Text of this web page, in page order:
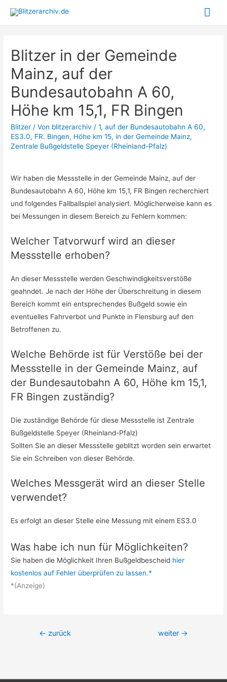
Blitzer in der Gemeinde
Mainz, auf der
Bundesautobahn A 60,
Höhe km 15,1, FR Bingen
Blitzer / Von blitzerarchiv /1,auf der Bundesautobahn A 60,
ES3.0, FR. Bingen, Höhe km 15, in der Gemeinde Mainz,
Zentrale Bußgeldstelle Speyer (Rheinland-Pfalz)
Wir haben die Messstelle in der Gemeinde Mainz, auf der
Bundesautobahn A 60, Höhe km 15,1, FR Bingen recherchiert
und folgendes Fallballspiel analysiert. Möglicherweise kann es
bei Messungen in diesem Bereich zu Fehlern kommen:
Welcher Tatvorwurf wird an dieser
Messstelle erhoben?
An dieser Messstelle werden Geschwindigkeitsverstöße
geahndet. Je nach der Höhe der Überschreitung in diesem
Bereich kommt ein entsprechendes Bußgeld sowie ein
eventuelles Fahrverbot und Punkte in Flensburg auf den
Betroffenen zu.
Welche Behörde ist für Verstöße bei der
Messstelle in der Gemeinde Mainz, auf
der Bundesautobahn A 60, Höhe km 15,1,
FR Bingen zuständig?
Die zuständige Behörde für diese Messstelle ist Zentrale
Bußgeldstelle Speyer (Rheinland-Pfalz)
Sollten Sie an dieser Messstelle geblitzt worden sein erwartet
Sie ein Schreiben von dieser Behörde.
Welches Messgerät wird an dieser Stelle
verwendet?
Es erfolgt an dieser Stelle eine Messung mit einem ES3.0
Was habe ich nun für Möglichkeiten?
Sie haben die Möglichkeit Ihren Bußgeldbescheid hier
kostenlos auf Fehler überprüfen zu lassen.*
*(Anzeige)
Beitrags-
← zurück weiter →